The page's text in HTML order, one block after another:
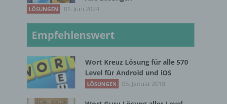
LÖSUNGEN 01. Juni 2024
Empfehlenswert
Wort Kreuz Lösung für alle 570
Level für Android und iOS
LÖSUNGEN 05. Januar 2018